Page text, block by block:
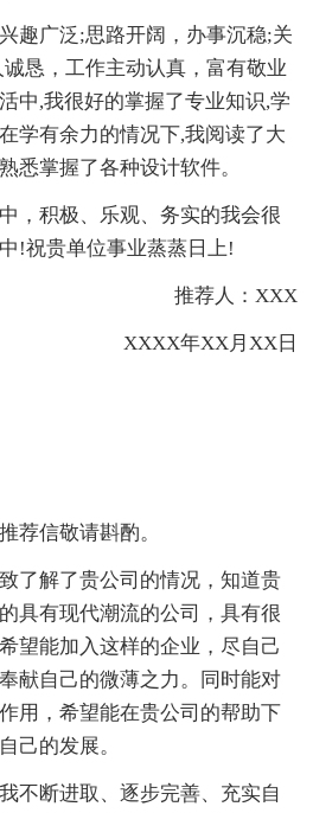
趣广泛;思路开阔，办事沉稳;关
恳，工作主动认真，富有敬业
中,我很好的掌握了专业知识,学
学有余力的情况下,我阅读了大
悉掌握了各种设计软件。
，积极、乐观、务实的我会很
!祝贵单位事业蒸蒸日上!
推荐人：XXX
XXXX年XX月XX日
荐信敬请斟酌。
了解了贵公司的情况，知道贵
具有现代潮流的公司，具有很
望能加入这样的企业，尽自己
献自己的微薄之力。同时能对
用，希望能在贵公司的帮助下
己的发展。
不断进取、逐步完善、充实自